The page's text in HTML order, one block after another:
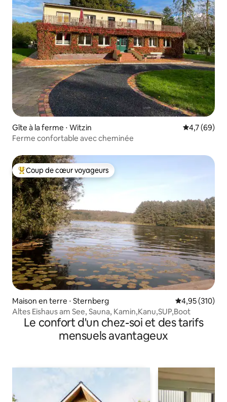
Gîte à la ferme ⋅ Witzin Évaluation
4,7 (69)
Ferme confortable avec cheminée
Coups de cœur voyageurs les plus appréciés
Coup de cœur voyageurs
Maison en terre ⋅ Sternberg Évaluation
4,95 (310)
Altes Eishaus am See, Sauna, Kamin,Kanu,SUP,Boot
Le confort d'un chez-soi et des tarifs
mensuels avantageux